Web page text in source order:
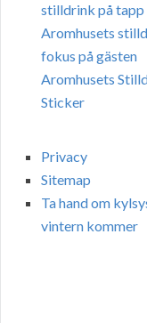
stilldrink på tapp
Aromhusets
fokus på gästen
Aromhusets
Sticker
Privacy
Sitemap
Ta hand om
vintern kommer